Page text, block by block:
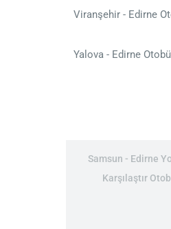
Viranşehir - Edirne
Yalova - Edirne
Samsun - Edirne
Karşılaştır